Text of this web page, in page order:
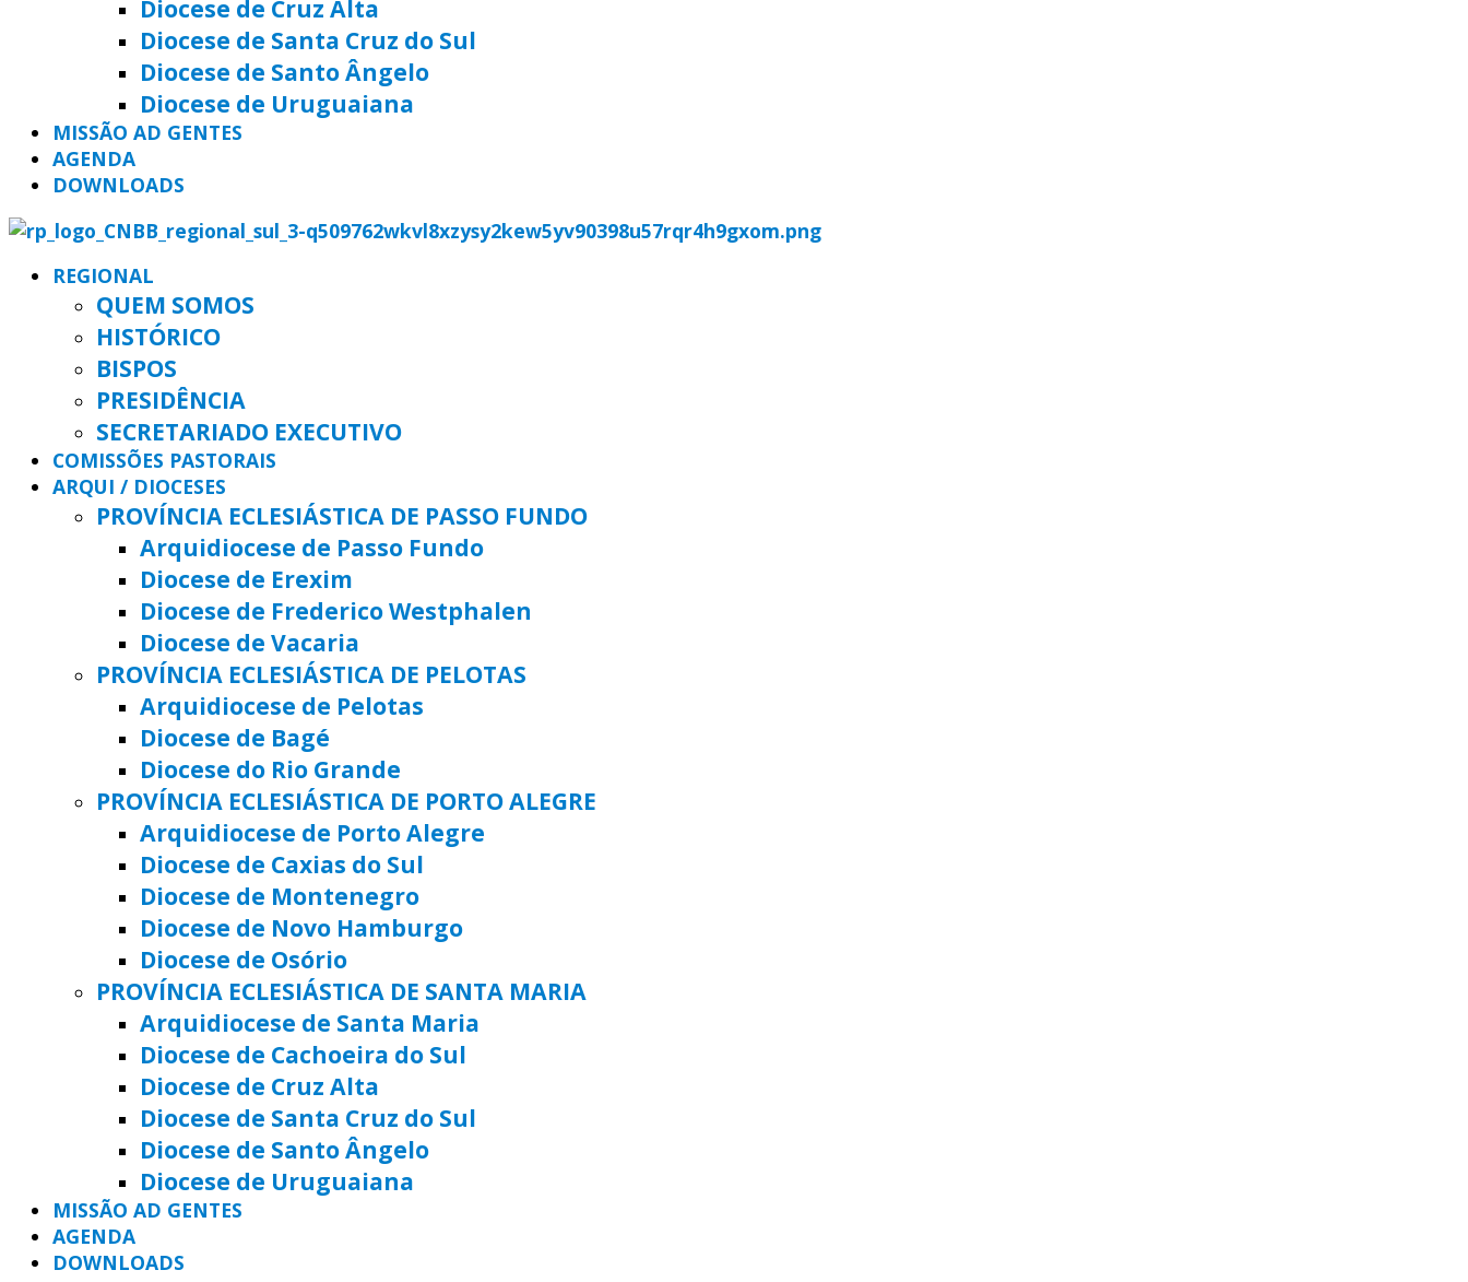
Diocese de Cruz Alta
Diocese de Santa Cruz do Sul
Diocese de Santo Ângelo
Diocese de Uruguaiana
MISSÃO AD GENTES
AGENDA
DOWNLOADS
REGIONAL
QUEM SOMOS
HISTÓRICO
BISPOS
PRESIDÊNCIA
SECRETARIADO EXECUTIVO
COMISSÕES PASTORAIS
ARQUI / DIOCESES
PROVÍNCIA ECLESIÁSTICA DE PASSO FUNDO
Arquidiocese de Passo Fundo
Diocese de Erexim
Diocese de Frederico Westphalen
Diocese de Vacaria
PROVÍNCIA ECLESIÁSTICA DE PELOTAS
Arquidiocese de Pelotas
Diocese de Bagé
Diocese do Rio Grande
PROVÍNCIA ECLESIÁSTICA DE PORTO ALEGRE
Arquidiocese de Porto Alegre
Diocese de Caxias do Sul
Diocese de Montenegro
Diocese de Novo Hamburgo
Diocese de Osório
PROVÍNCIA ECLESIÁSTICA DE SANTA MARIA
Arquidiocese de Santa Maria
Diocese de Cachoeira do Sul
Diocese de Cruz Alta
Diocese de Santa Cruz do Sul
Diocese de Santo Ângelo
Diocese de Uruguaiana
MISSÃO AD GENTES
AGENDA
DOWNLOADS